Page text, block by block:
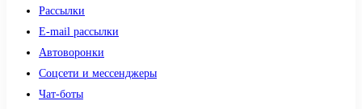
Рассылки
E-mail рассылки
Автоворонки
Соцсети и мессенджеры
Чат-боты